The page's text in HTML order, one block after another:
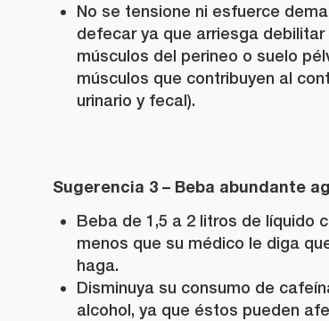
No se tensione ni esfuerce
defecar ya que arriesga debilitar
músculos del perineo o suelo
músculos que contribuyen al
urinario y fecal).
Sugerencia 3 – Beba abundante
Beba de 1,5 a 2 litros de líquido
menos que su médico le diga
haga.
Disminuya su consumo de
alcohol, ya que éstos pueden